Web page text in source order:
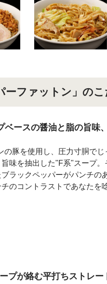
ーファットン」のこ
ベースの醤油と脂の旨味
の豚を使用し、圧力寸胴で
味を抽出した"F系"スープ
ラックペッパーがパンチの
のコントラストであなたを
プが絡む平打ちストレ